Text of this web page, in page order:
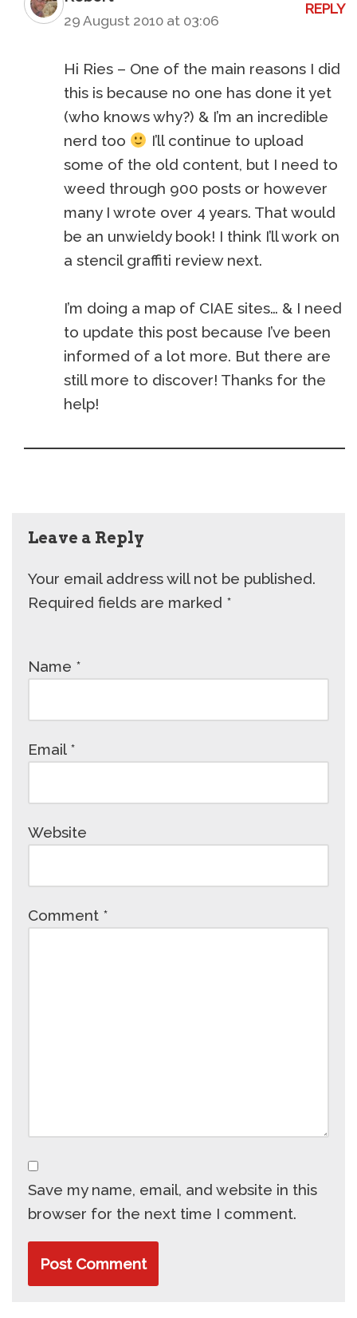
29 August 2010 at 03:06
REPLY
Hi Ries – One of the main reasons I did
this is because no one has done it yet
(who knows why?) & I’m an incredible
nerd too
I’ll continue to upload
some of the old content, but I need to
weed through 900 posts or however
many I wrote over 4 years. That would
be an unwieldy book! I think I’ll work on
a stencil graffiti review next.
I’m doing a map of CIAE sites… & I need
to update this post because I’ve been
informed of a lot more. But there are
still more to discover! Thanks for the
help!
Leave a Reply
Your email address will not be published.
Required fields are marked *
Name *
Email *
Website
Comment *
Save my name, email, and website in this
browser for the next time I comment.